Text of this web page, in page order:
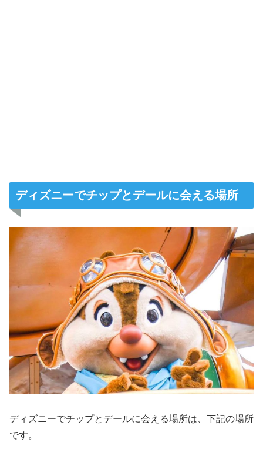
ディズニーでチップとデールに会える場所
ディズニーでチップとデールに会える場所は、下記の場所
です。